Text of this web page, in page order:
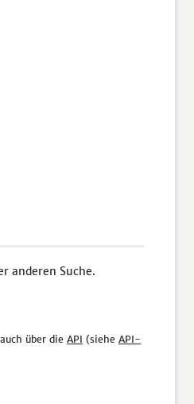
anderen Suche.
über die API (siehe API-